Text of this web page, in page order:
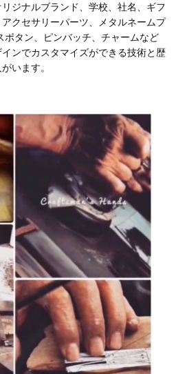
ジナルブランド、学校、社名、ギフ
クセサリーパーツ、メタルネームプ
ボタン、ピンバッチ、チャームなど
ンでカスタマイズができる技術と歴
います。